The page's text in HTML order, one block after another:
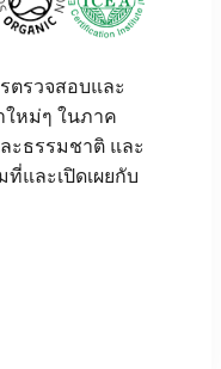
ตรวจสอบและ
ใหม่ๆ ในภาค
ะธรรมชาติ และ
และเปิดเผยกับ